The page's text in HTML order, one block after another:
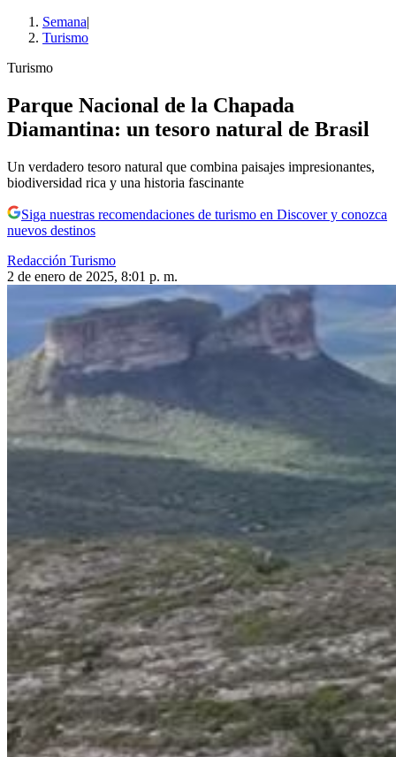
Semana|
Turismo
Turismo
Parque Nacional de la Chapada
Diamantina: un tesoro natural de Brasil
Un verdadero tesoro natural que combina paisajes impresionantes,
biodiversidad rica y una historia fascinante
Siga nuestras recomendaciones de turismo en Discover y conozca
nuevos destinos
Redacción Turismo
2 de enero de 2025, 8:01 p. m.